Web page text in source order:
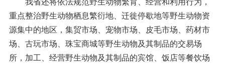
重点整治野生动物栖息繁衍地、迁徙停歇地等野生动物资
源集中的地区，集贸市场、宠物市场、皮毛市场、药材市
场、古玩市场、珠宝商城等野生动物及其制品的交易场
所，加工、经营野生动物及其制品的宾馆、饭店等餐饮场